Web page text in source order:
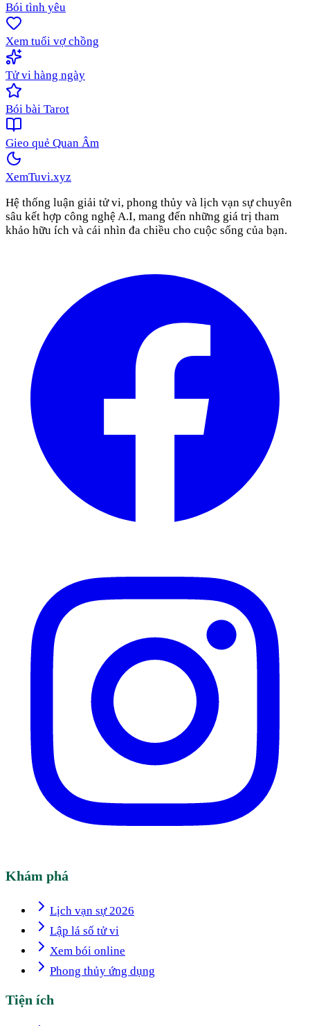
Bói tình yêu
Xem tuổi vợ chồng
Tử vi hàng ngày
Bói bài Tarot
Gieo quẻ Quan Âm
XemTuvi.xyz
Hệ thống luận giải tử vi, phong thủy và lịch vạn sự chuyên
sâu kết hợp công nghệ A.I, mang đến những giá trị tham
khảo hữu ích và cái nhìn đa chiều cho cuộc sống của bạn.
Khám phá
Lịch vạn sự 2026
Lập lá số tử vi
Xem bói online
Phong thủy ứng dụng
Tiện ích